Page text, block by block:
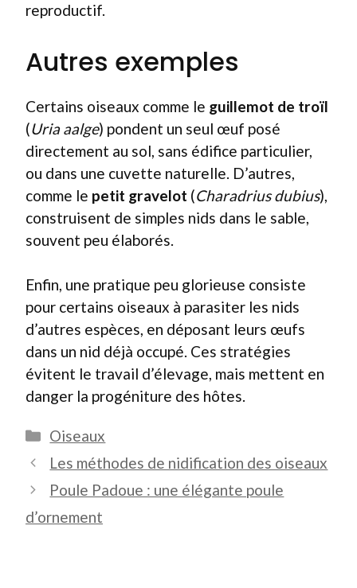
reproductif.
Autres exemples
Certains oiseaux comme le guillemot de troïl
(Uria aalge) pondent un seul œuf posé
directement au sol, sans édifice particulier,
ou dans une cuvette naturelle. D’autres,
comme le petit gravelot (Charadrius dubius),
construisent de simples nids dans le sable,
souvent peu élaborés.
Enfin, une pratique peu glorieuse consiste
pour certains oiseaux à parasiter les nids
d’autres espèces, en déposant leurs œufs
dans un nid déjà occupé. Ces stratégies
évitent le travail d’élevage, mais mettent en
danger la progéniture des hôtes.
Catégories
Oiseaux
Les méthodes de nidification des oiseaux
Poule Padoue : une élégante poule
d’ornement